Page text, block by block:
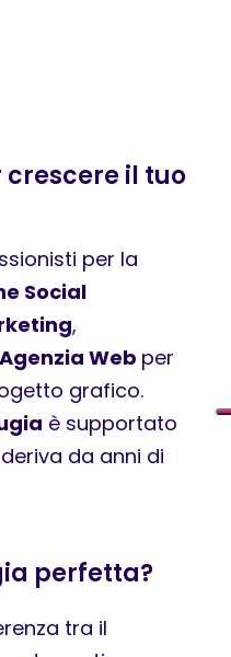
crescere il tuo
per la
Social
,
Agenzia Web per
grafico.
è supportato
da anni di
perfetta?
tra il